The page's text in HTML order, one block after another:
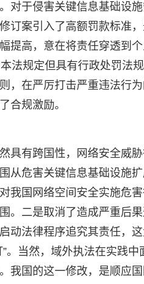
对于侵害关键信息基础设
订案引入了高额罚款标准
提高，意在将责任穿透到
法规定但具有行政处罚法
，在严厉打击严重违法行
合规激励。
具有跨国性，网络安全威
从危害关键信息基础设施
我国网络空间安全实施危
。二是取消了造成严重后
动法律程序追究其责任，
。当然，域外执法在实践
我国的这一修改，是顺应